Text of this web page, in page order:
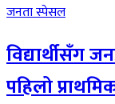
जनता स्पेसल
विद्यार्थीसँग
पहिलो